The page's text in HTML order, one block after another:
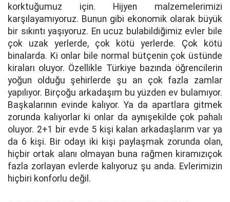
korktuğumuz için. Hijyen malzemelerimizi
karşılayamıyoruz. Bunun gibi ekonomik olarak büyük
bir sıkıntı yaşıyoruz. En ucuz bulabildiğimiz evler bile
çok uzak yerlerde, çok kötü yerlerde. Çok kötü
binalarda. Ki onlar bile normal bütçenin çok üstünde
kiraları oluyor. Özellikle Türkiye bazında öğrencilerin
yoğun olduğu şehirlerde şu an çok fazla zamlar
yapılıyor. Birçoğu arkadaşım bu yüzden ev bulamıyor.
Başkalarının evinde kalıyor. Ya da apartlara gitmek
zorunda kalıyorlar ki onlar da aynışekilde çok pahalı
oluyor. 2+1 bir evde 5 kişi kalan arkadaşlarım var ya
da 6 kişi. Bir odayı iki kişi paylaşmak zorunda olan,
hiçbir ortak alanı olmayan buna rağmen kiramızıçok
fazla zorlayan evlerde kalıyoruz şu anda. Evlerimizin
hiçbiri konforlu değil.